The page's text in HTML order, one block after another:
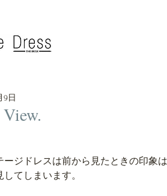
9日
ージドレスは前から見たときの印象
てしまいます。